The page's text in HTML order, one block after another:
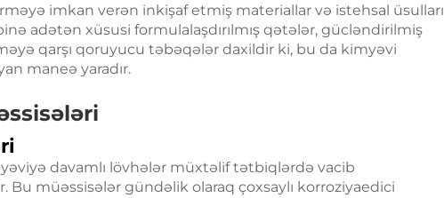
imkan verən inkişaf etmiş materiallar və istehsal üsulları
adətən xüsusi formulalaşdırılmış qətələr, gücləndirilmiş
qarşı qoruyucu təbəqələr daxildir ki, bu da kimyəvi
maneə yaradır.
davamlı lövhələr müxtəlif tətbiqlərdə vacib
müəssisələr gündəlik olaraq çoxsaylı korroziyaedici